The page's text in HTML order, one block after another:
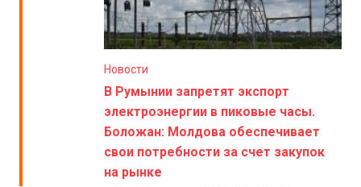
Новости
В Румынии запретят экспорт
электроэнергии в пиковые часы.
Боложан: Молдова обеспечивает
свои потребности за счет закупок
на рынке